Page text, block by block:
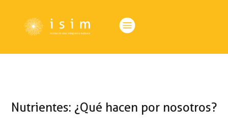
Nutrientes: ¿Qué hacen por nosotros?